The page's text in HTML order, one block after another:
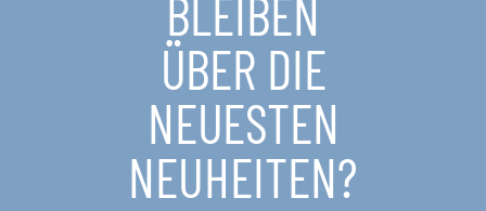
BLEIBEN
ÜBER DIE
NEUESTEN
NEUHEITEN?